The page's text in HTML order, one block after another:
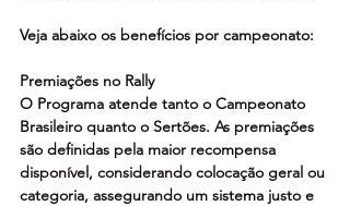
Veja abaixo os benefícios por campeonato:
Premiações no Rally
O Programa atende tanto o Campeonato
Brasileiro quanto o Sertões. As premiações
são definidas pela maior recompensa
disponível, considerando colocação geral ou
categoria, assegurando um sistema justo e